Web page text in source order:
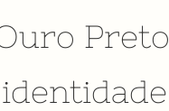
Preto